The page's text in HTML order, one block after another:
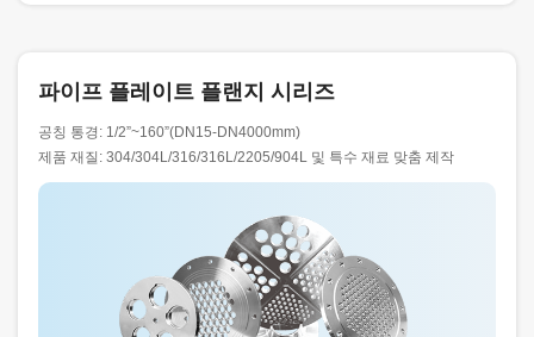
파이프 플레이트 플랜지 시리즈
공칭 통경: 1/2”~160”(DN15-DN4000mm)
제품 재질: 304/304L/316/316L/2205/904L 및 특수 재료 맞춤 제작